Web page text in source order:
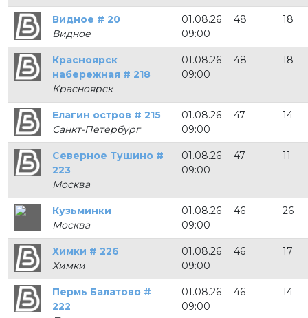
Видное # 20
Видное
01.08.26
09:00
48 18
Красноярск
набережная # 218
Красноярск
01.08.26
09:00
48 18
Елагин остров # 215
Санкт-Петербург
01.08.26
09:00
47 14
Северное Тушино #
223
Москва
01.08.26
09:00
47 11
Кузьминки
Москва
01.08.26
09:00
46 26
Химки # 226
Химки
01.08.26
09:00
46 17
Пермь Балатово #
222
01.08.26
09:00
46 14